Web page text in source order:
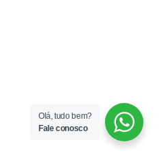
Olá, tudo bem?
Fale conosco